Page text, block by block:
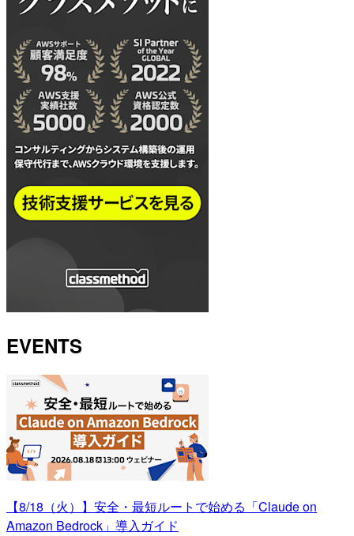
EVENTS
【8/18（火）】安全・最短ルートで始める「Claude on
Amazon Bedrock」導入ガイド